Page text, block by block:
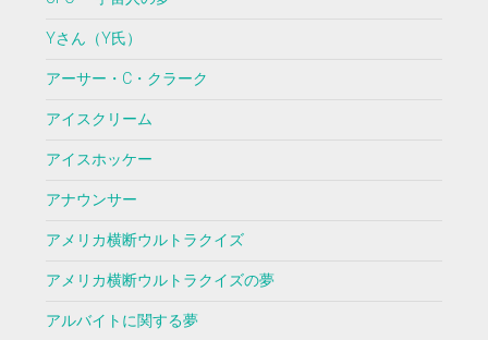
Yさん（Y氏）
アーサー・C・クラーク
アイスクリーム
アイスホッケー
アナウンサー
アメリカ横断ウルトラクイズ
アメリカ横断ウルトラクイズの夢
アルバイトに関する夢